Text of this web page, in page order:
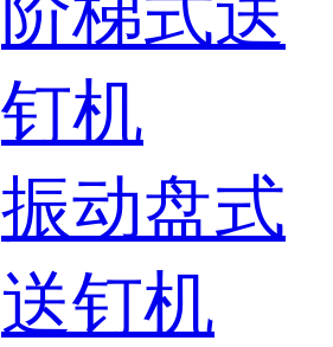
阶梯式送
钉机
振动盘式
送钉机